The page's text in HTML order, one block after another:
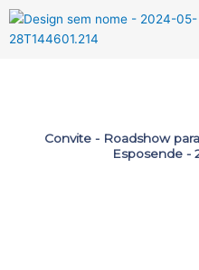
Convite - Roadshow
Esposende -